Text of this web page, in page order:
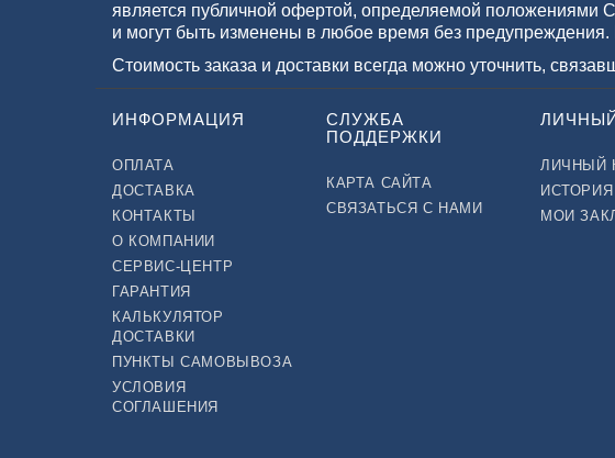
является публичной офертой, определяемой положениями
и могут быть изменены в любое время без предупреждения.
Стоимость заказа и доставки всегда можно уточнить,
ИНФОРМАЦИЯ
ОПЛАТА
ДОСТАВКА
КОНТАКТЫ
О КОМПАНИИ
СЕРВИС-ЦЕНТР
ГАРАНТИЯ
КАЛЬКУЛЯТОР
ДОСТАВКИ
ПУНКТЫ САМОВЫВОЗА
УСЛОВИЯ
СОГЛАШЕНИЯ
СЛУЖБА
ПОДДЕРЖКИ
КАРТА САЙТА
СВЯЗАТЬСЯ С НАМИ
ЛИЧНЫЙ
МОИ